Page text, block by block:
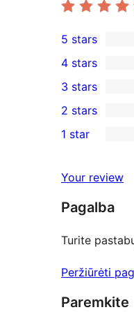
20
5-
star
reviews
5 stars
4-
star
review
4 stars
0
3-
star
3 stars
2-
reviews
2 stars
star
reviews
1 star
Your review
Pagalba
Turite
Peržiūrėti
Paremkite